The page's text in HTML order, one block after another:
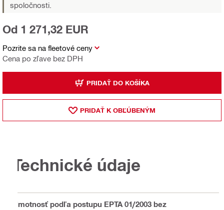
spoločnosti.
Pozrite sa na fleetové ceny
Cena po zľave bez DPH
Od 1 271,32 EUR
PRIDAŤ DO KOŠÍKA
PRIDAŤ K OBĽÚBENÝM
Technické údaje
Hmotnosť podľa postupu EPTA 01/2003 bez